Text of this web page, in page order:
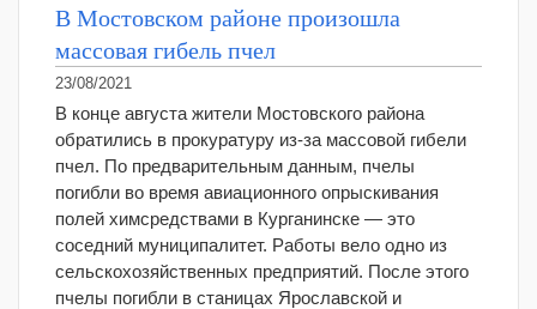
В Мостовском районе произошла
массовая гибель пчел
23/08/2021
В конце августа жители Мостовского района
обратились в прокуратуру из-за массовой гибели
пчел. По предварительным данным, пчелы
погибли во время авиационного опрыскивания
полей химсредствами в Курганинске — это
соседний муниципалитет. Работы вело одно из
сельскохозяйственных предприятий. После этого
пчелы погибли в станицах Ярославской и